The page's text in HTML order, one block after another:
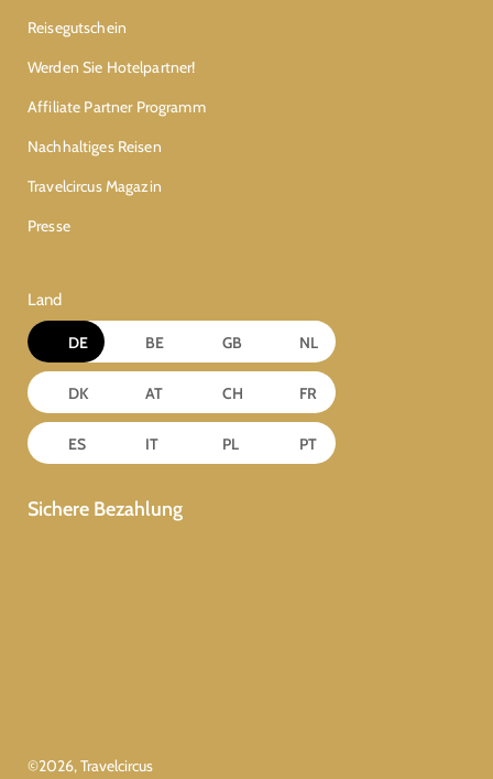
Reisegutschein
Werden Sie Hotelpartner!
Affiliate Partner Programm
Nachhaltiges Reisen
Travelcircus Magazin
Presse
Land
DE BE GB NL
DK AT CH FR
ES IT PL PT
Sichere Bezahlung
©2026, Travelcircus